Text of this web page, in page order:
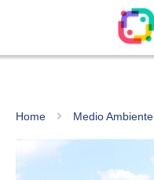
Home Medio Ambiente